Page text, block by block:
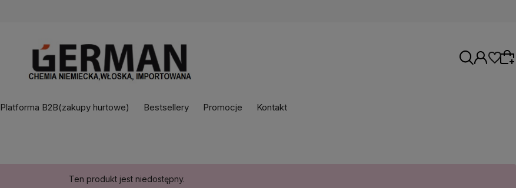
Platforma B2B(zakupy hurtowe) Bestsellery Promocje Kontakt
Ten produkt jest niedostępny.